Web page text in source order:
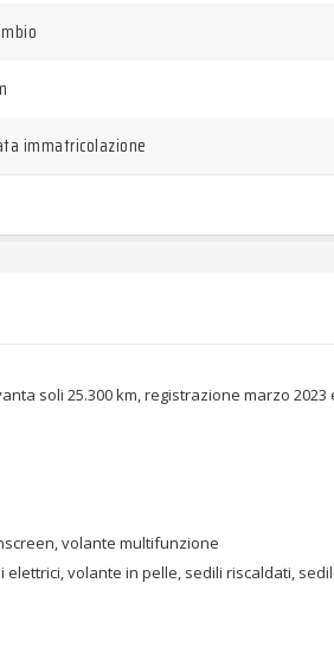
immatricolazione
soli 25.300 km, registrazione marzo
volante multifunzione
volante in pelle, sedili riscaldati,